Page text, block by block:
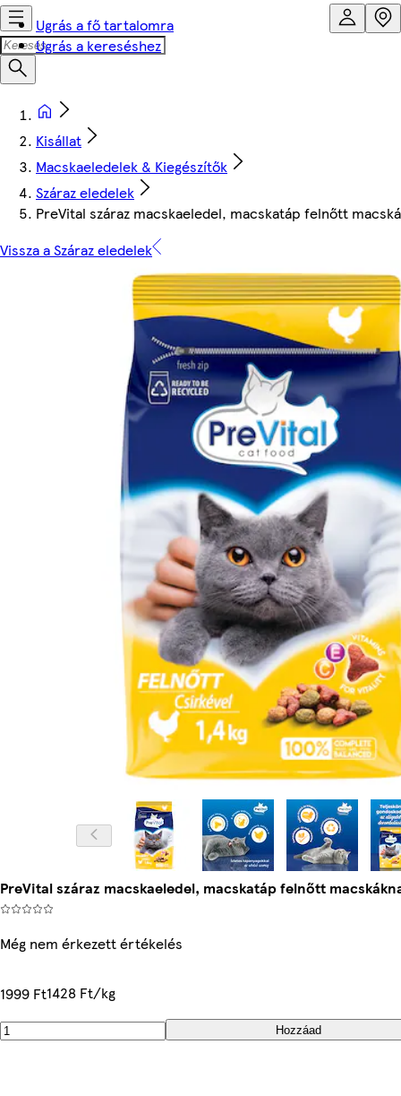
Ugrás a fő tartalomra
Ugrás a kereséshez
Kisállat
Macskaeledelek & Kiegészítők
Száraz eledelek
PreVital száraz macskaeledel, macskatáp felnőtt
Vissza a Száraz eledelek
PreVital száraz macskaeledel, macskatáp felnőtt
Még nem érkezett értékelés
1999 Ft1428 Ft/kg
Hozzáad